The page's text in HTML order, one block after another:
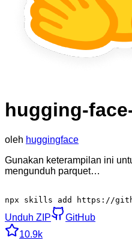
hugging-
oleh huggingface
Gunakan keterampilan ini
mengunduh parquet…
npx skills add https://
Unduh ZIP
GitHub
10.9k